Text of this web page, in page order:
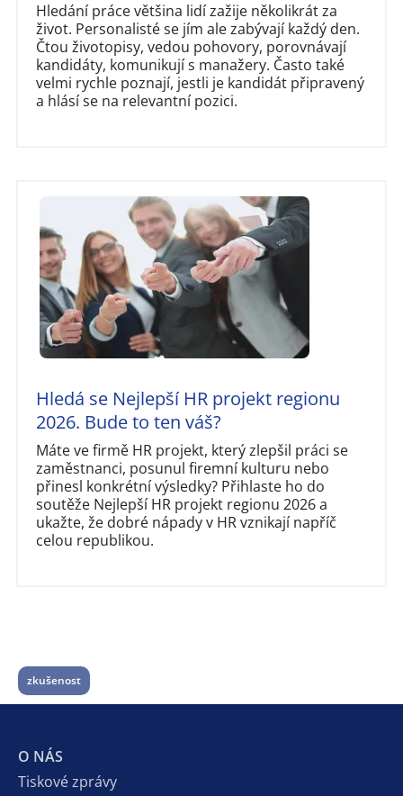
Hledání práce většina lidí zažije několikrát za
život. Personalisté se jím ale zabývají každý den.
Čtou životopisy, vedou pohovory, porovnávají
kandidáty, komunikují s manažery. Často také
velmi rychle poznají, jestli je kandidát připravený
a hlásí se na relevantní pozici.
Hledá se Nejlepší HR projekt regionu
2026. Bude to ten váš?
Máte ve firmě HR projekt, který zlepšil práci se
zaměstnanci, posunul firemní kulturu nebo
přinesl konkrétní výsledky? Přihlaste ho do
soutěže Nejlepší HR projekt regionu 2026 a
ukažte, že dobré nápady v HR vznikají napříč
celou republikou.
zkušenost
O NÁS
Tiskové zprávy